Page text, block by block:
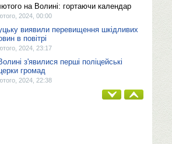
на Волині: гортаючи календар
2024, 00:00
виявили перевищення шкідливих
в повітрі
2024, 23:17
з'явилися перші поліцейські
громад
2024, 22:38